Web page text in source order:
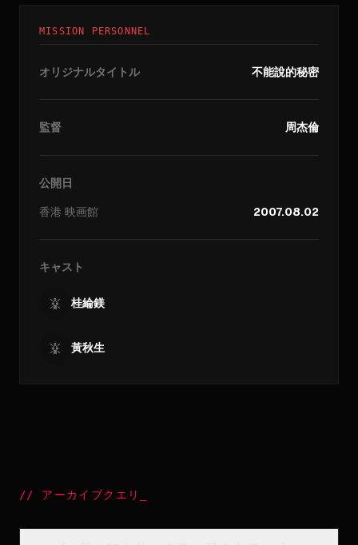
MISSION PERSONNEL
オリジナルタイトル 不能說的秘密
監督 周杰倫
公開日
香港 映画館 2007.08.02
キャスト
桂綸鎂
黃秋生
// アーカイブクエリ